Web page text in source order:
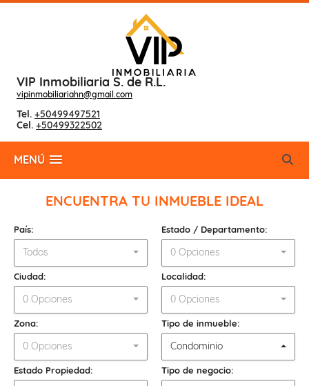
VIP Inmobiliaria S. de R.L.
vipinmobiliariahn@gmail.com
Tel. +50499497521
Cel. +50499322502
MENÚ
ENCUENTRA TU INMUEBLE IDEAL
País:
Todos
Estado / Departamento:
0 Opciones
Ciudad:
0 Opciones
Localidad:
0 Opciones
Zona:
0 Opciones
Tipo de inmueble:
Condominio
Estado Propiedad: Tipo de negocio: